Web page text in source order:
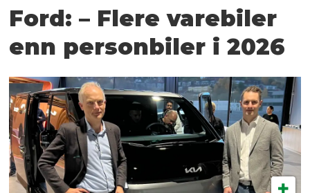
Ford: – Flere varebiler
enn personbiler i 2026